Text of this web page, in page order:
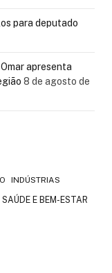
para deputado
apresenta
8 de agosto de
INDÚSTRIAS
SAÚDE E BEM-ESTAR